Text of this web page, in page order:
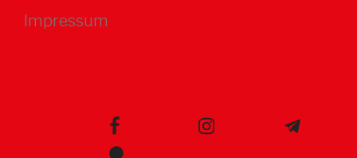
Impressum
instagram